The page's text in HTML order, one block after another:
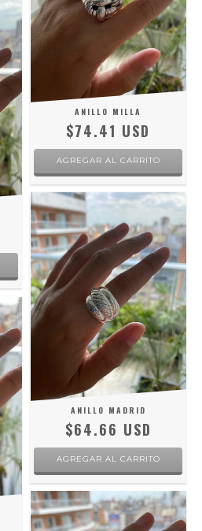
ANILLO MILLA
$74.41 USD
AGREGAR AL CARRITO
ANILLO MADRID
$64.66 USD
AGREGAR AL CARRITO